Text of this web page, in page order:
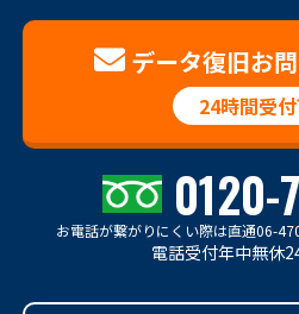
データ復旧お
24時間受
0120-
お電話が繋がりにくい際は直通06-
電話受付年中無休